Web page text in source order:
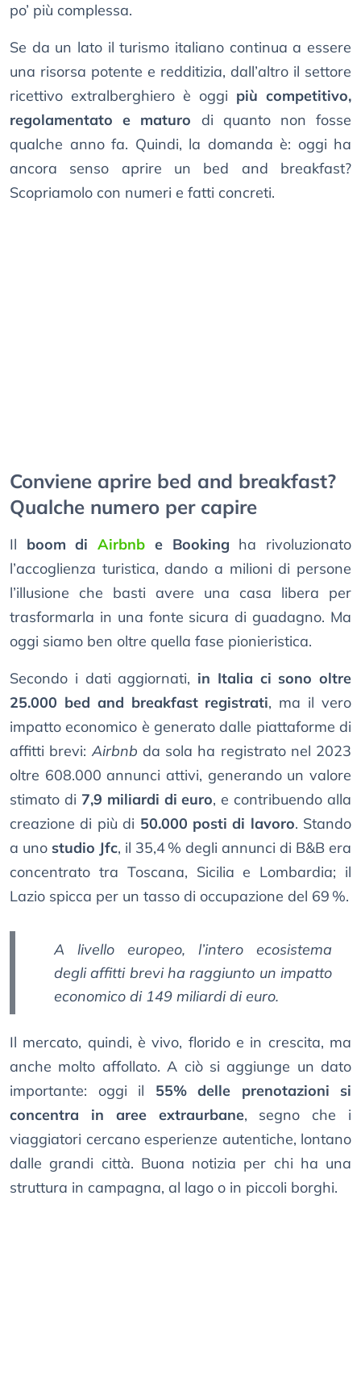
po’ più complessa.
Se da un lato il turismo italiano continua a essere
una risorsa potente e redditizia, dall’altro il settore
ricettivo extralberghiero è oggi più competitivo,
regolamentato e maturo di quanto non fosse
qualche anno fa. Quindi, la domanda è: oggi ha
ancora senso aprire un bed and breakfast?
Scopriamolo con numeri e fatti concreti.
Conviene aprire bed and breakfast?
Qualche numero per capire
Il boom diAirbnb e Booking ha rivoluzionato
l’accoglienza turistica, dando a milioni di persone
l’illusione che basti avere una casa libera per
trasformarla in una fonte sicura di guadagno. Ma
oggi siamo ben oltre quella fase pionieristica.
Secondo i dati aggiornati, in Italia ci sono oltre
25.000 bed and breakfast registrati, ma il vero
impatto economico è generato dalle piattaforme di
affitti brevi:Airbnb da sola ha registrato nel 2023
oltre 608.000 annunci attivi, generando un valore
stimato di 7,9 miliardi di euro, e contribuendo alla
creazione di più di 50.000 posti di lavoro. Stando
a uno studio Jfc, il 35,4 % degli annunci di B&B era
concentrato tra Toscana, Sicilia e Lombardia; il
Lazio spicca per un tasso di occupazione del 69 %.
A livello europeo, l’intero ecosistema
degli affitti brevi ha raggiunto un impatto
economico di 149 miliardi di euro.
Il mercato, quindi, è vivo, florido e in crescita, ma
anche molto affollato. A ciò si aggiunge un dato
importante: oggi il 55% delle prenotazioni si
concentra in aree extraurbane, segno che i
viaggiatori cercano esperienze autentiche, lontano
dalle grandi città. Buona notizia per chi ha una
struttura in campagna, al lago o in piccoli borghi.